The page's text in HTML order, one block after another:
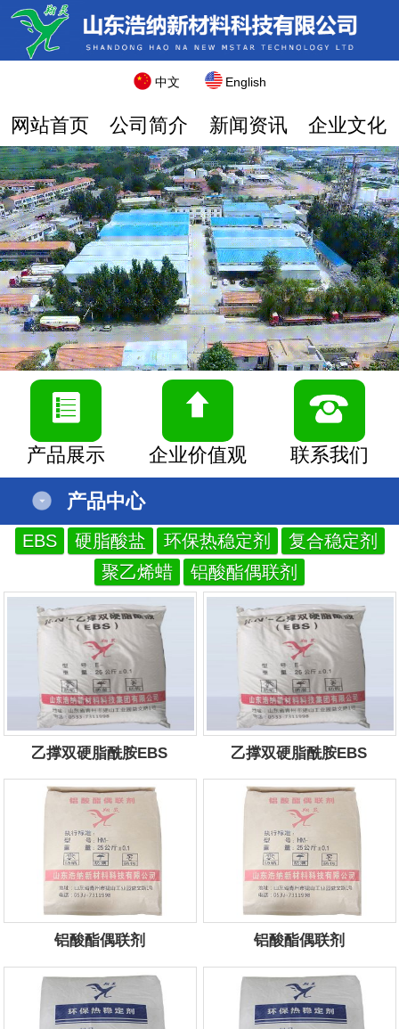
中文 English
网站首页 公司简介 新闻资讯 企业文化
产品展示 企业价值观 联系我们
产品中心
EBS 硬脂酸盐 环保热稳定剂
复合稳定剂
聚乙烯蜡
铝酸酯偶联剂
乙撑双硬脂酰胺EBS
服务电话：13854434444
乙撑双硬脂酰胺EBS
服务电话：13854434444
铝酸酯偶联剂
服务电话：13854434444
铝酸酯偶联剂
服务电话：13854434444